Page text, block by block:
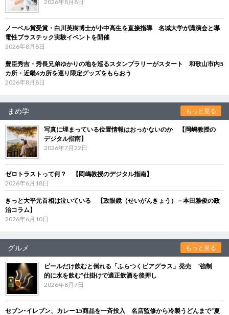
2026年8月8日
ノーベル賞受賞・白川英樹博士が小中高生を直接指導 名城大学が講演会と導
電性プラスチック実験イベントを開催
2026年8月8日
豊臣秀吉・秀長兄弟ゆかりの地を巡るスタンプラリーがスタート 和歌山市内5
カ所・近畿6カ所を巡り限定グッズをもらおう
2026年8月8日
まめ学 もっと見る
写真に埋まっている位置情報はおっかないのか 【岡嶋教授の
デジタル指南】
2026年7月22日
ゼロトラストって何？ 【岡嶋教授のデジタル指南】
2026年6月18日
きっと大平元首相は泣いている 【政眼鏡（せいがんきょう）－本田雅俊の政
治コラム】
2026年6月10日
グルメ もっと見る
ビールだけ飲むと倒れる「ふらつくビアグラス」発売 “強制
的に水を飲む”仕掛けで適正飲酒を後押し
2026年8月7日
セブン‐イレブン、カレー15商品を一斉投入 名店監修から冷製うどんまで“夏